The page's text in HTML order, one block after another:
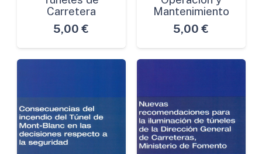
Carretera
5,00 €
Mantenimiento
5,00 €